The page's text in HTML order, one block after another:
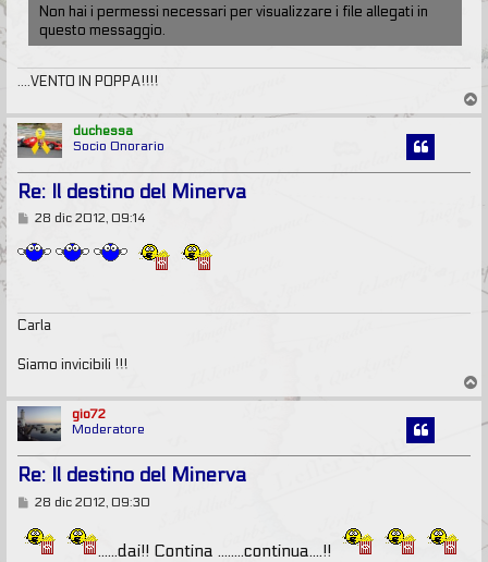
Non hai i permessi necessari per visualizzare i file allegati in
questo messaggio.
....VENTO IN POPPA!!!!
o
duchessa
Socio Onorario
Re: Il destino del Minerva
M
s
s
i
28 dic 2012, 09:14
Carla
Siamo invicibili !!!
o
gio72
Moderatore
Re: Il destino del Minerva
M
s
s
28 dic 2012, 09:30
......dai!! Contina ........continua....!!